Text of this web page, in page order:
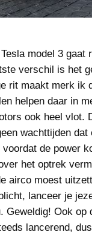
model 3 gaat
verschil is het
rit maakt merk ik
helpen daar in
ook heel vlot.
wachttijden dat
de power
het optrek
airco moest
lanceer je
Geweldig! Ook op
lancerend,